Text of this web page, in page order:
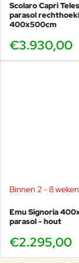
Scolaro Capri
parasol
400x500cm
€3.930,00
Binnen 2 - 8
Emu Signoria
parasol - hout
€2.295,00